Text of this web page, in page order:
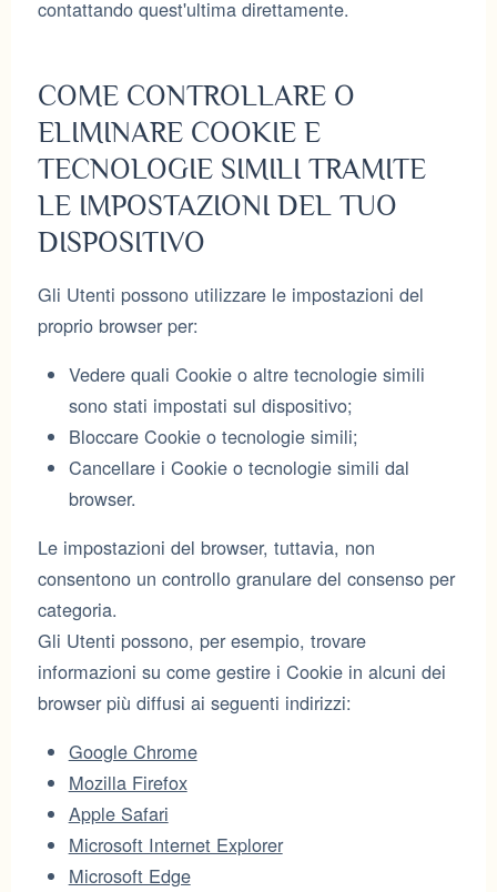
contattando quest'ultima direttamente.
COME CONTROLLARE O
ELIMINARE COOKIE E
TECNOLOGIE SIMILI TRAMITE
LE IMPOSTAZIONI DEL TUO
DISPOSITIVO
Gli Utenti possono utilizzare le impostazioni del
proprio browser per:
Vedere quali Cookie o altre tecnologie simili
sono stati impostati sul dispositivo;
Bloccare Cookie o tecnologie simili;
Cancellare i Cookie o tecnologie simili dal
browser.
Le impostazioni del browser, tuttavia, non
consentono un controllo granulare del consenso per
categoria.
Gli Utenti possono, per esempio, trovare
informazioni su come gestire i Cookie in alcuni dei
browser più diffusi ai seguenti indirizzi:
Google Chrome
Mozilla Firefox
Apple Safari
Microsoft Internet Explorer
Microsoft Edge